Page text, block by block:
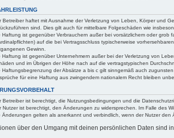
Betreiber haftet mit Ausnahme der Verletzung von Leben, Körper und
sind. Dies gilt auch für mittelbare Folgeschäden wie
Haftung ist gegenüber Verbrauchern außer bei vorsätzlichem oder
auf die bei Vertragsschluss typischerweise
Gewinn.
Haftung ist gegenüber Unternehmern außer bei der Verletzung von
und im Übrigen der Höhe nach auf die vertragstypischen
Haftungsbegrenzung der Absätze a bis c gilt sinngemäß auch
für eine Haftung aus zwingendem nationalem Recht bleiben
Betreiber ist berechtigt, die Nutzungsbedingungen und die
Nutzer ist berechtigt, den Änderungen zu widersprechen. Im Falle des
Änderungen gelten als anerkannt und verbindlich, wenn der Nutzer den
über den Umgang mit deinen persönlichen Daten sind